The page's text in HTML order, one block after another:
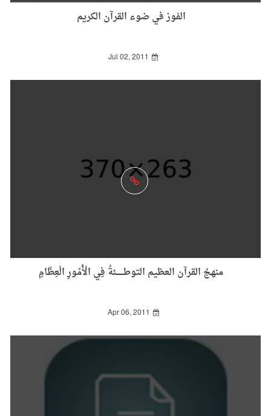
الفوز في ضوء القرآن الكريم
Jul 02, 2011
منهجُ القرآن العظيم التوطــــــئةُ فِي الْأُمُورِ الْعِظَامِ
Apr 06, 2011